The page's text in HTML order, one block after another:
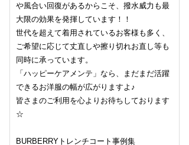
や風合い回復があるからこそ、撥水威力も最
大限の効果を発揮しています！！
世代を超えて着用されているお客様も多く、
ご希望に応じて丈直しや擦り切れお直し等も
同時に承っています。
「ハッピーケアメンテ」なら、まだまだ活躍
できるお洋服の幅が広がりますよ♪
皆さまのご利用を心よりお待ちしております
☆
BURBERRYトレンチコート事例集